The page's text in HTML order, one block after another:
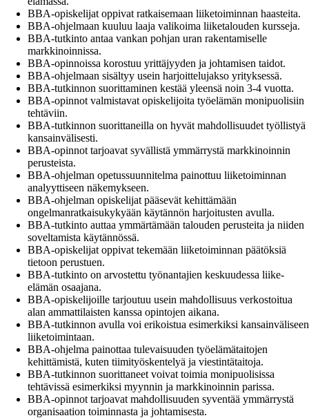
BBA-opiskelijat oppivat ratkaisemaan liiketoiminnan haasteita.
BBA-ohjelmaan kuuluu laaja valikoima liiketalouden kursseja.
BBA-tutkinto antaa vankan pohjan uran rakentamiselle
markkinoinnissa.
BBA-opinnoissa korostuu yrittäjyyden ja johtamisen taidot.
BBA-ohjelmaan sisältyy usein harjoittelujakso yrityksessä.
BBA-tutkinnon suorittaminen kestää yleensä noin 3-4 vuotta.
BBA-opinnot valmistavat opiskelijoita työelämän monipuolisiin
tehtäviin.
BBA-tutkinnon suorittaneilla on hyvät mahdollisuudet työllistyä
kansainvälisesti.
BBA-opinnot tarjoavat syvällistä ymmärrystä markkinoinnin
perusteista.
BBA-ohjelman opetussuunnitelma painottuu liiketoiminnan
analyyttiseen näkemykseen.
BBA-ohjelman opiskelijat pääsevät kehittämään
ongelmanratkaisukykyään käytännön harjoitusten avulla.
BBA-tutkinto auttaa ymmärtämään talouden perusteita ja niiden
soveltamista käytännössä.
BBA-opiskelijat oppivat tekemään liiketoiminnan päätöksiä
tietoon perustuen.
BBA-tutkinto on arvostettu työnantajien keskuudessa liike-
elämän osaajana.
BBA-opiskelijoille tarjoutuu usein mahdollisuus verkostoitua
alan ammattilaisten kanssa opintojen aikana.
BBA-tutkinnon avulla voi erikoistua esimerkiksi kansainväliseen
liiketoimintaan.
BBA-ohjelma painottaa tulevaisuuden työelämätaitojen
kehittämistä, kuten tiimityöskentelyä ja viestintätaitoja.
BBA-tutkinnon suorittaneet voivat toimia monipuolisissa
tehtävissä esimerkiksi myynnin ja markkinoinnin parissa.
BBA-opinnot tarjoavat mahdollisuuden syventää ymmärrystä
organisaation toiminnasta ja johtamisesta.